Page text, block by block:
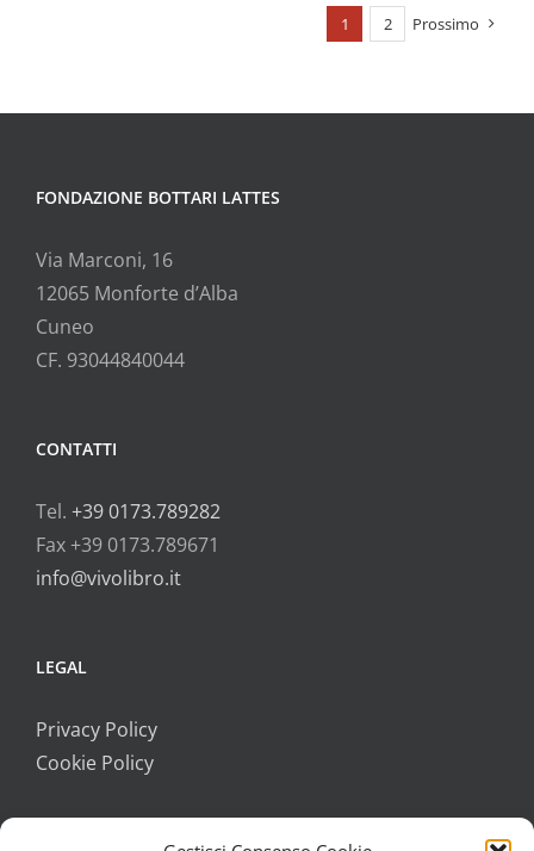
1 2 Prossimo
FONDAZIONE BOTTARI LATTES
Via Marconi, 16
12065 Monforte d’Alba
Cuneo
CF. 93044840044
CONTATTI
Tel. +39 0173.789282
Fax +39 0173.789671
info@vivolibro.it
LEGAL
Privacy Policy
Cookie Policy